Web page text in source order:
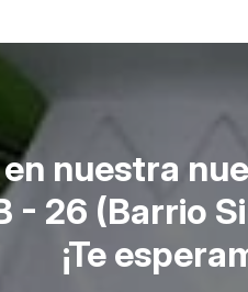
nuestra
- 26 (Barrio
¡Te